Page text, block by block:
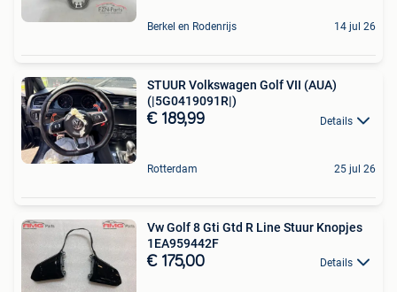
Berkel en Rodenrijs 14 jul 26
STUUR Volkswagen Golf VII (AUA)
(|5G0419091R|)
€ 189,99 Details
Rotterdam 25 jul 26
Vw Golf 8 Gti Gtd R Line Stuur Knopjes
1EA959442F
€ 175,00 Details